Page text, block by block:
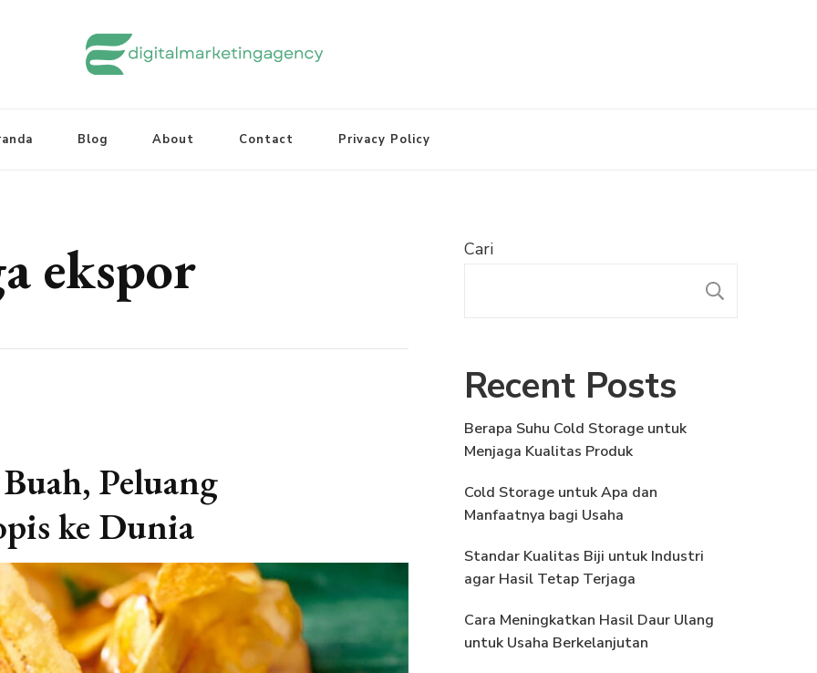
Blog About Contact Privacy Policy
ekspor
Peluang
ke Dunia
Cari
Recent Posts
Berapa Suhu Cold Storage untuk
Menjaga Kualitas Produk
Cold Storage untuk Apa dan
Manfaatnya bagi Usaha
Standar Kualitas Biji untuk Industri
agar Hasil Tetap Terjaga
Cara Meningkatkan Hasil Daur Ulang
untuk Usaha Berkelanjutan